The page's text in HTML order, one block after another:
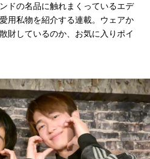
ドの名品に触れまくっているエデ
用私物を紹介する連載。ウェアか
財しているのか、お気に入りポイ